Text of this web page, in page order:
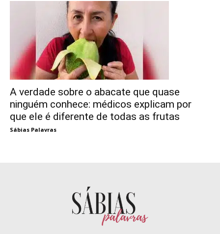
A verdade sobre o abacate que quase
ninguém conhece: médicos explicam por
que ele é diferente de todas as frutas
Sábias Palavras